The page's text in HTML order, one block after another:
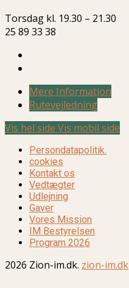
Torsdag kl. 19.30 – 21.30
25 89 33 38
Mere Information
Rutevejledning
Vis hel side Vis mobil side
Persondatapolitik.
cookies
Kontakt os
Vedtægter
Udlejning
Gaver
Vores Mission
IM Bestyrelsen
Program 2026
2026 Zion-im.dk. zion-im.dk